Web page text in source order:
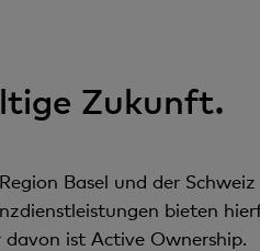
Zukunft.
Basel und der Schweiz
bieten
ist Active Ownership.